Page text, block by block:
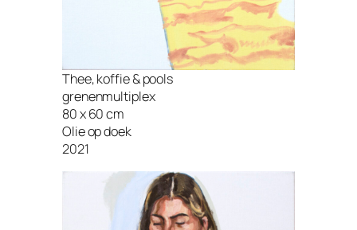
Thee, koffie & pools
grenenmultiplex
80 x 60 cm
Olie op doek
2021